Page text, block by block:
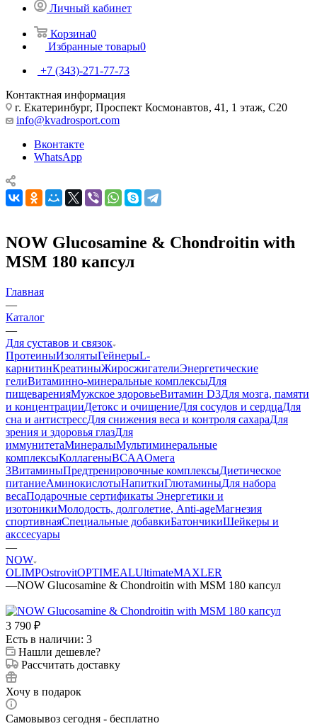
Личный кабинет
Корзина0
Избранные товары0
+7 (343)-271-77-73
Контактная информация
г. Екатеринбург, Проспект Космонавтов, 41, 1 этаж, С20
info@kvadrosport.com
Вконтакте
WhatsApp
NOW Glucosamine & Chondroitin with
MSM 180 капсул
Главная
—
Каталог
—
Для суставов и связок
ПротеиныИзолятыГейнерыL-
карнитинКреатиныЖиросжигателиЭнергетические
гелиВитаминно-минеральные комплексыДля
пищеваренияМужское здоровьеВитамин D3Для мозга, памяти
и концентрацииДетокс и очищениеДля сосудов и сердцаДля
сна и антистрессДля снижения веса и контроля сахараДля
зрения и здоровья глазДля
иммунитетаМинералыМультиминеральные
комплексыКоллагеныBCAAОмега
3ВитаминыПредтренировочные комплексыДиетическое
питаниеАминокислотыНапиткиГлютаминыДля набора
весаПодарочные сертификаты Энергетики и
изотоникиМолодость, долголетие, Anti-ageМагнезия
спортивнаяСпециальные добавкиБатончикиШейкеры и
акссесуары
—
NOW
OLIMPOstrovitOPTIMEALUltimateMAXLER
—NOW Glucosamine & Chondroitin with MSM 180 капсул
3 790 ₽
Есть в наличии: 3
Нашли дешевле?
Рассчитать доставку
Хочу в подарок
Самовывоз сегодня - бесплатно